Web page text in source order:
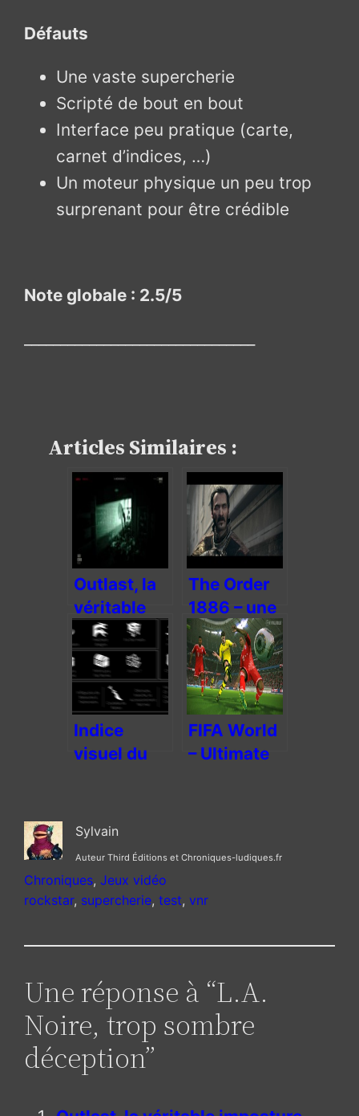
Défauts
Une vaste supercherie
Scripté de bout en bout
Interface peu pratique (carte,
carnet d’indices, …)
Un moteur physique un peu trop
surprenant pour être crédible
Note globale : 2.5/5
Articles Similaires :
Outlast, la
véritable
imposture
The Order
1886 – une
toile à 70
balles
Indice
visuel du
Chroniques-
FIFA World
– Ultimate
Sylvain
Auteur Third Éditions et Chroniques-ludiques.fr
Chroniques, Jeux vidéo
rockstar, supercherie, test, vnr
Une réponse à “L.A.
Noire, trop sombre
déception”